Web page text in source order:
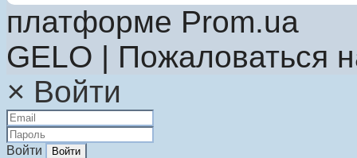
платформе Prom.ua
GELO | Пожаловаться
× Войти
Войти